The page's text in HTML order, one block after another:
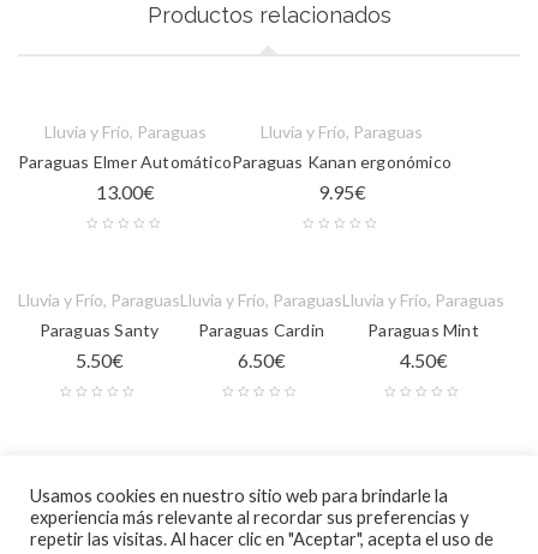
Productos relacionados
Lluvia y Frío, Paraguas
Paraguas Elmer Automático
13.00€
Lluvia y Frío, Paraguas
Paraguas Kanan ergonómico
9.95€
Lluvia y Frío, Paraguas
Paraguas Santy
5.50€
Lluvia y Frío, Paraguas
Paraguas Cardin
6.50€
Lluvia y Frío, Paraguas
Paraguas Mint
4.50€
Paraguas Square
5.50€
Usamos cookies en nuestro sitio web para brindarle la
experiencia más relevante al recordar sus preferencias y
repetir las visitas. Al hacer clic en "Aceptar", acepta el uso de